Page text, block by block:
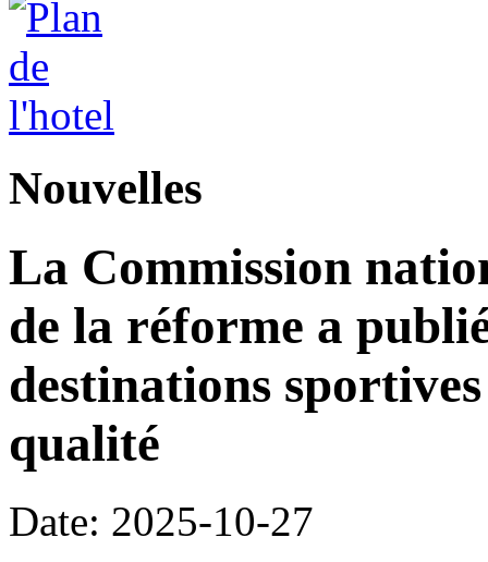
Nouvelles
La Commission
de la réforme a
destinations
qualité
Date: 2025-10-27